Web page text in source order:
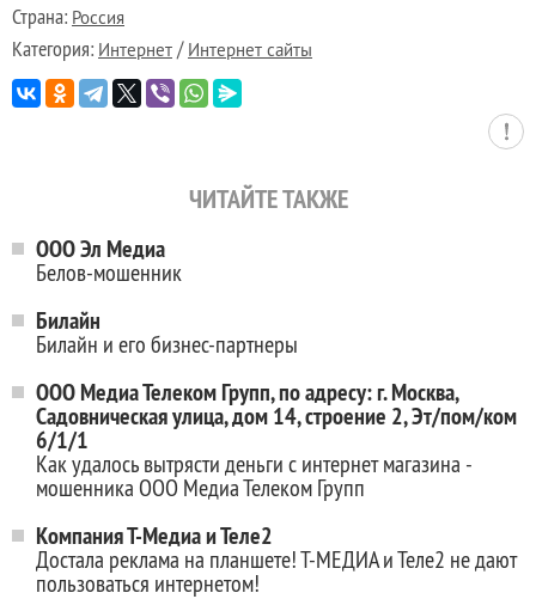
Страна: Россия
Категория: Интернет /Интернет сайты
ЧИТАЙТЕ ТАКЖЕ
ООО Эл Медиа
Белов-мошенник
Билайн
Билайн и его бизнес-партнеры
ООО Медиа Телеком Групп, по адресу: г. Москва,
Садовническая улица, дом 14, строение 2, Эт/пом/ком
6/1/1
Как удалось вытрясти деньги с интернет магазина -
мошенника ООО Медиа Телеком Групп
Компания Т-Медиа и Теле2
Достала реклама на планшете! Т-МЕДИА и Теле2 не дают
пользоваться интернетом!